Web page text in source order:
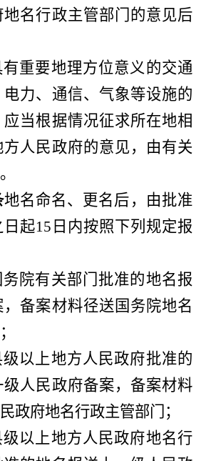
地名行政主管部门的意见后
有重要地理方位意义的交通
力、通信、气象等设施的
当根据情况征求所在地相
人民政府的意见，由有关
地名命名、更名后，由批准
起15日内按照下列规定报
务院有关部门批准的地名报
备案材料径送国务院地名
级以上地方人民政府批准的
人民政府备案，备案材料
政府地名行政主管部门；
级以上地方人民政府地名行